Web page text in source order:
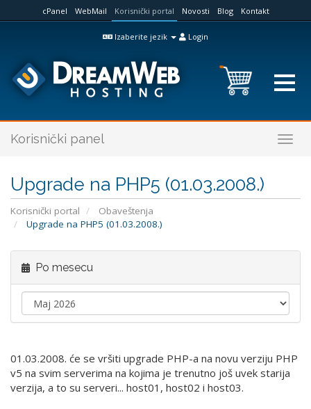
cPanel WebMail Korisnički portal Novosti Blog Kontakt
Izaberite jezik Login
Korisnički panel
Upgrade na PHP5 (01.03.2008.)
Korisnički portal
Obaveštenja
Upgrade na PHP5 (01.03.2008.)
Po mesecu
01.03.2008. će se vršiti upgrade PHP-a na novu verziju PHP
v5 na svim serverima na kojima je trenutno još uvek starija
verzija, a to su serveri... host01, host02 i host03.